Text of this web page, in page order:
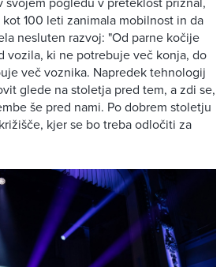
100 leti zanimala mobilnost in da
nesluten razvoj: "Od parne kočije
vozila, ki ne potrebuje več konja, do
več voznika. Napredek tehnologij
glede na stoletja pred tem, a zdi se,
še pred nami. Po dobrem stoletju
kjer se bo treba odločiti za